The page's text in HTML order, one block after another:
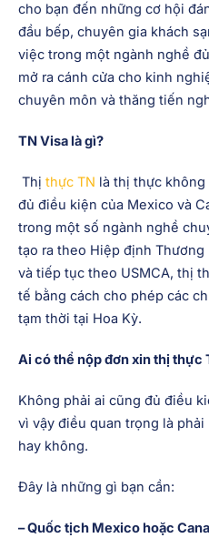
cho bạn đến những cơ hội
đầu bếp, chuyên gia khách
việc trong một ngành nghề
mở ra cánh cửa cho kinh
chuyên môn và thăng tiến
TN Visa là gì?
Thị thực TN là thị thực
đủ điều kiện của Mexico và
trong một số ngành nghề
tạo ra theo Hiệp định Thương
và tiếp tục theo USMCA, thị
tế bằng cách cho phép các
tạm thời tại Hoa Kỳ.
Ai có thể nộp đơn xin thị thực
Không phải ai cũng đủ điều
vì vậy điều quan trọng là
hay không.
Đây là những gì bạn cần:
– Quốc tịch Mexico hoặc